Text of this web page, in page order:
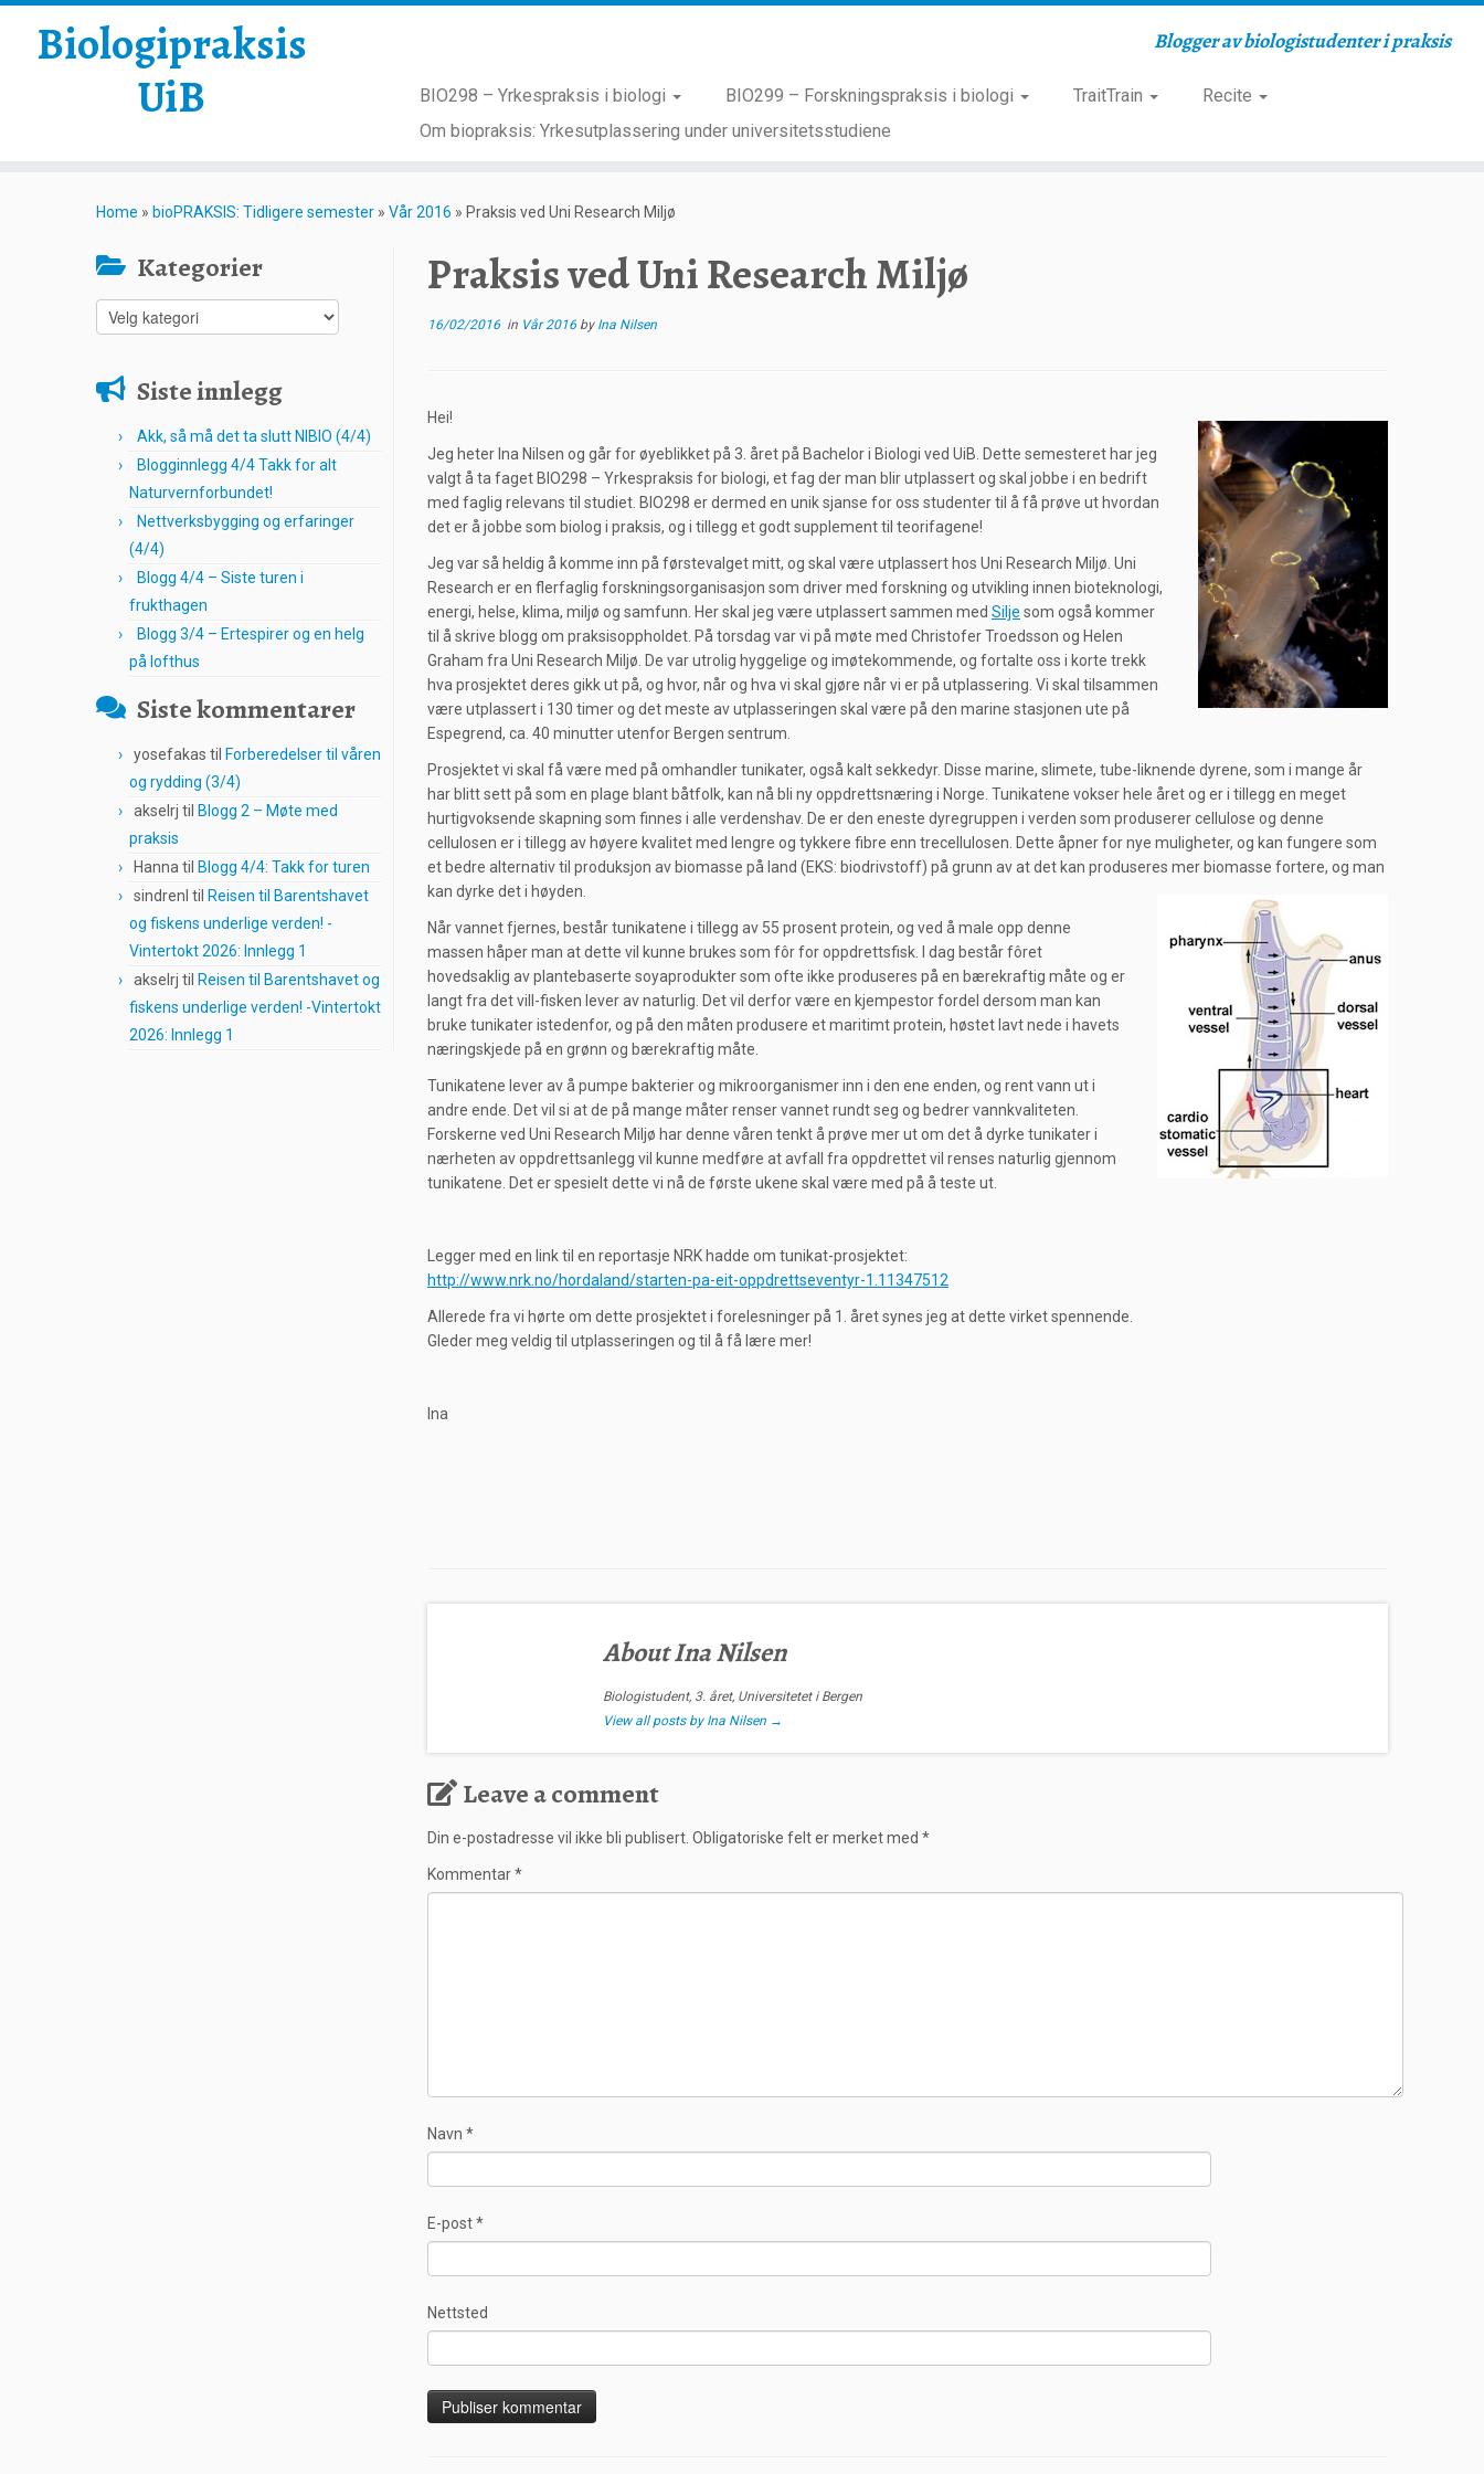
Biologipraksis
UiB
Blogger av biologistudenter i praksis
BIO298 – Yrkespraksis i biologi BIO299 – Forskningspraksis i biologi TraitTrain
Recite
Om biopraksis: Yrkesutplassering under universitetsstudiene
Home » bioPRAKSIS: Tidligere semester » Vår 2016 » Praksis ved Uni Research Miljø
Kategorier
Kategorier
Siste innlegg
Akk, så må det ta slutt NIBIO (4/4)
Blogginnlegg 4/4 Takk for alt
Naturvernforbundet!
Nettverksbygging og erfaringer
(4/4)
Blogg 4/4 – Siste turen i
frukthagen
Blogg 3/4 – Ertespirer og en helg
på lofthus
Siste kommentarer
yosefakas til Forberedelser til våren
og rydding (3/4)
akselrj til Blogg 2 – Møte med
praksis
Hanna til Blogg 4/4: Takk for turen
sindrenl til Reisen til Barentshavet
og fiskens underlige verden! -
Vintertokt 2026: Innlegg 1
akselrj til Reisen til Barentshavet og
fiskens underlige verden! -Vintertokt
2026: Innlegg 1
Praksis ved Uni Research Miljø
16/02/2016 in Vår 2016 by Ina Nilsen
Hei!
Jeg heter Ina Nilsen og går for øyeblikket på 3. året på Bachelor i Biologi ved UiB. Dette semesteret har jeg
valgt å ta faget BIO298 – Yrkespraksis for biologi, et fag der man blir utplassert og skal jobbe i en bedrift
med faglig relevans til studiet. BIO298 er dermed en unik sjanse for oss studenter til å få prøve ut hvordan
det er å jobbe som biolog i praksis, og i tillegg et godt supplement til teorifagene!
Jeg var så heldig å komme inn på førstevalget mitt, og skal være utplassert hos Uni Research Miljø. Uni
Research er en flerfaglig forskningsorganisasjon som driver med forskning og utvikling innen bioteknologi,
energi, helse, klima, miljø og samfunn. Her skal jeg være utplassert sammen med Silje som også kommer
til å skrive blogg om praksisoppholdet. På torsdag var vi på møte med Christofer Troedsson og Helen
Graham fra Uni Research Miljø. De var utrolig hyggelige og imøtekommende, og fortalte oss i korte trekk
hva prosjektet deres gikk ut på, og hvor, når og hva vi skal gjøre når vi er på utplassering. Vi skal tilsammen
være utplassert i 130 timer og det meste av utplasseringen skal være på den marine stasjonen ute på
Espegrend, ca. 40 minutter utenfor Bergen sentrum.
Prosjektet vi skal få være med på omhandler tunikater, også kalt sekkedyr. Disse marine, slimete, tube-liknende dyrene, som i mange år
har blitt sett på som en plage blant båtfolk, kan nå bli ny oppdrettsnæring i Norge. Tunikatene vokser hele året og er i tillegg en meget
hurtigvoksende skapning som finnes i alle verdenshav. De er den eneste dyregruppen i verden som produserer cellulose og denne
cellulosen er i tillegg av høyere kvalitet med lengre og tykkere fibre enn trecellulosen. Dette åpner for nye muligheter, og kan fungere som
et bedre alternativ til produksjon av biomasse på land (EKS: biodrivstoff) på grunn av at det kan produseres mer biomasse fortere, og man
kan dyrke det i høyden.
Når vannet fjernes, består tunikatene i tillegg av 55 prosent protein, og ved å male opp denne
massen håper man at dette vil kunne brukes som fôr for oppdrettsfisk. I dag består fôret
hovedsaklig av plantebaserte soyaprodukter som ofte ikke produseres på en bærekraftig måte og er
langt fra det vill-fisken lever av naturlig. Det vil derfor være en kjempestor fordel dersom man kan
bruke tunikater istedenfor, og på den måten produsere et maritimt protein, høstet lavt nede i havets
næringskjede på en grønn og bærekraftig måte.
Tunikatene lever av å pumpe bakterier og mikroorganismer inn i den ene enden, og rent vann ut i
andre ende. Det vil si at de på mange måter renser vannet rundt seg og bedrer vannkvaliteten.
Forskerne ved Uni Research Miljø har denne våren tenkt å prøve mer ut om det å dyrke tunikater i
nærheten av oppdrettsanlegg vil kunne medføre at avfall fra oppdrettet vil renses naturlig gjennom
tunikatene. Det er spesielt dette vi nå de første ukene skal være med på å teste ut.
Legger med en link til en reportasje NRK hadde om tunikat-prosjektet:
http://www.nrk.no/hordaland/starten-pa-eit-oppdrettseventyr-1.11347512
Allerede fra vi hørte om dette prosjektet i forelesninger på 1. året synes jeg at dette virket spennende.
Gleder meg veldig til utplasseringen og til å få lære mer!
Ina
About Ina Nilsen
Biologistudent, 3. året, Universitetet i Bergen
View all posts by Ina Nilsen →
Leave a comment
Din e-postadresse vil ikke bli publisert. Obligatoriske felt er merket med *
Kommentar*
Navn *
E-post*
Nettsted